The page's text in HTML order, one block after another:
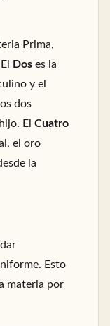
Prima,
Dos es la
y el
dos
El Cuatro
el oro
la
Esto
materia por